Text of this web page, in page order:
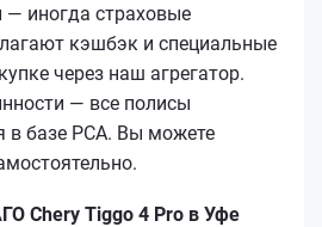
— иногда страховые
кэшбэк и специальные
через наш агрегатор.
— все полисы
в базе РСА. Вы можете
Chery Tiggo 4 Pro в Уфе